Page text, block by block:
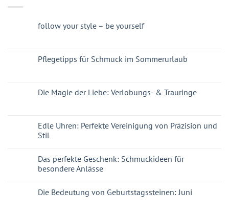
follow your style – be yourself
Pflegetipps für Schmuck im Sommerurlaub
Die Magie der Liebe: Verlobungs- & Trauringe
Edle Uhren: Perfekte Vereinigung von Präzision und
Stil
Das perfekte Geschenk: Schmuckideen für
besondere Anlässe
Die Bedeutung von Geburtstagssteinen: Juni